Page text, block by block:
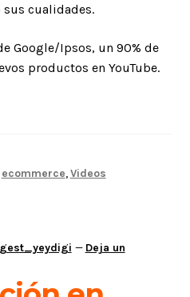
cualidades.
Google/Ipsos, un 90% de
productos en YouTube.
ecommerce,Videos
gest_yeydigi — Deja un